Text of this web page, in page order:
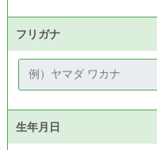
フリガナ
生年月日